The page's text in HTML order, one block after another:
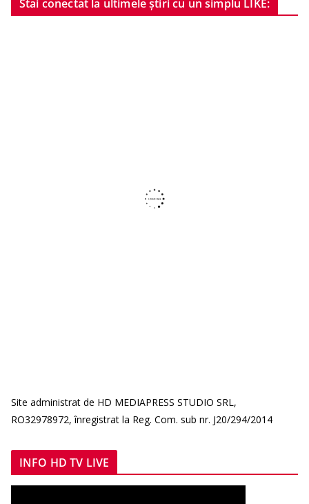
Stai conectat la ultimele știri cu un simplu LIKE:
Site administrat de HD MEDIAPRESS STUDIO SRL,
RO32978972, înregistrat la Reg. Com. sub nr. J20/294/2014
INFO HD TV LIVE